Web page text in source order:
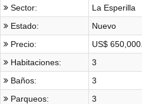
Sector:
La Esperilla
Estado:
Nuevo
Precio:
US$
Habitaciones:
3
Baños:
3
Parqueos:
3